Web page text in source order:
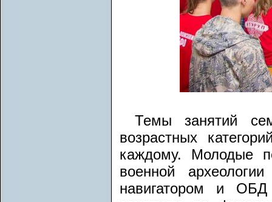
Темы занятий
возрастных
каждому. Молодые
военной
навигатором и